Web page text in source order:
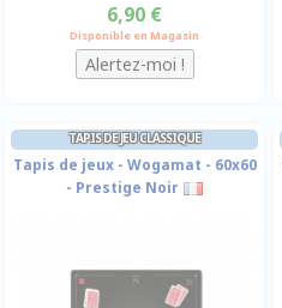
6,90 €
Disponible en Magasin
TAPIS DE JEU CLASSIQUE
Tapis de jeux - Wogamat - 60x60
- Prestige Noir